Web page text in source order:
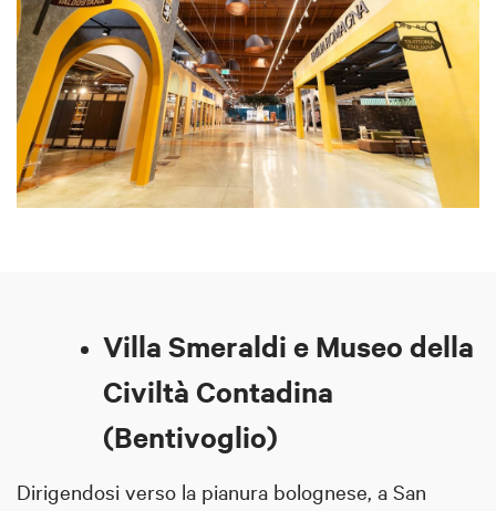
Villa Smeraldi e Museo della
Civiltà Contadina
(Bentivoglio)
Dirigendosi verso la pianura bolognese, a San